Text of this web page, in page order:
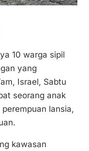
10 warga sipil
yang
Israel, Sabtu
seorang anak
lansia,
kawasan